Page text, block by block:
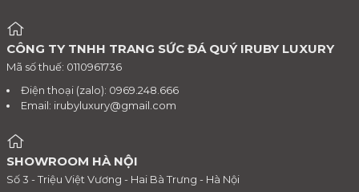
CÔNG TY TNHH TRANG SỨC ĐÁ QUÝ IRUBY LUXURY
Mã số thuế: 0110961736
Điện thoại (zalo): 0969.248.666
Email: irubyluxury@gmail.com
SHOWROOM HÀ NỘI
Số 3 - Triệu Việt Vương - Hai Bà Trưng - Hà Nội